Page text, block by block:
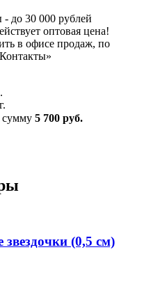
до 30 000 рублей
оптовая цена!
в офисе продаж, по
сумму 5 700 руб.
(0,5 см)